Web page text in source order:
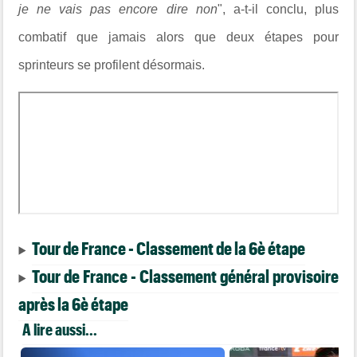
je ne vais pas encore dire non", a-t-il conclu, plus
combatif que jamais alors que deux étapes pour
sprinteurs se profilent désormais.
Tour de France - Classement de la 6è étape
Tour de France - Classement général provisoire
après la 6è étape
A lire aussi...